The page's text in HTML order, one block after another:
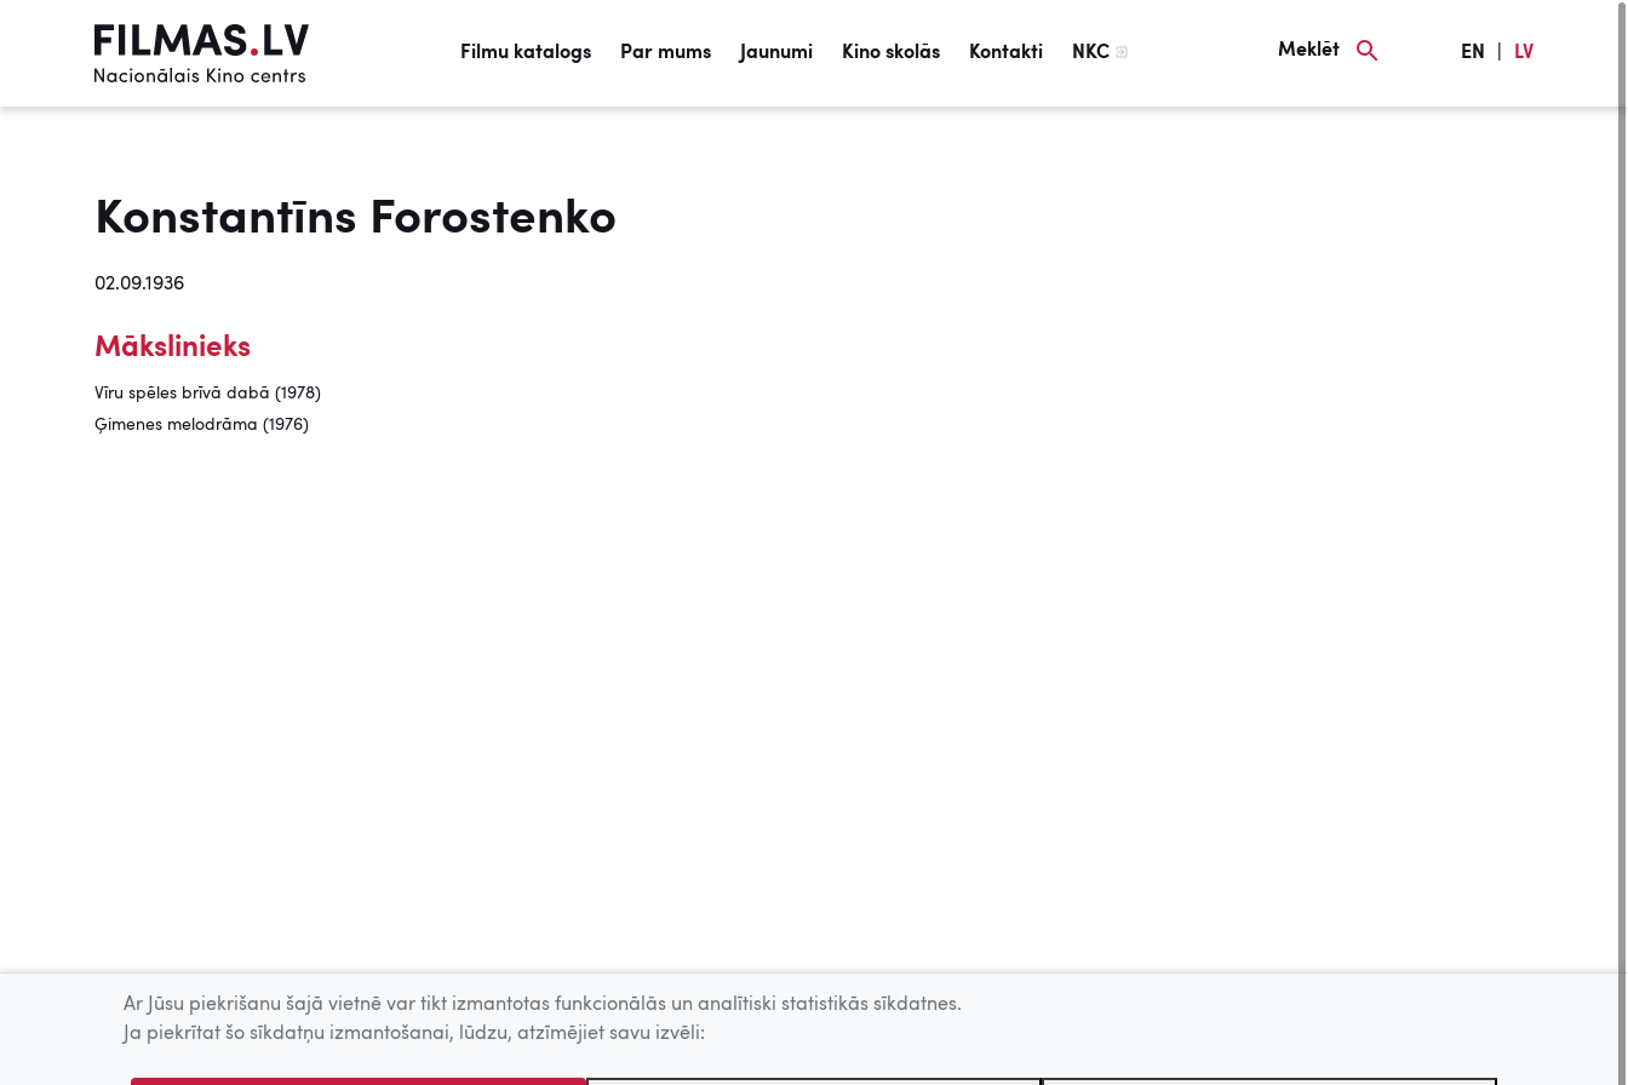
Filmu katalogs Par mums Jaunumi Kino skolās Kontakti NKC Meklēt EN LV
Konstantīns Forostenko
02.09.1936
Mākslinieks
Vīru spēles brīvā dabā (1978)
Ģimenes melodrāma (1976)
Ar Jūsu piekrišanu šajā vietnē var tikt izmantotas funkcionālās un analītiski statistikās sīkdatnes.
Ja piekrītat šo sīkdatņu izmantošanai, lūdzu, atzīmējiet savu izvēli: